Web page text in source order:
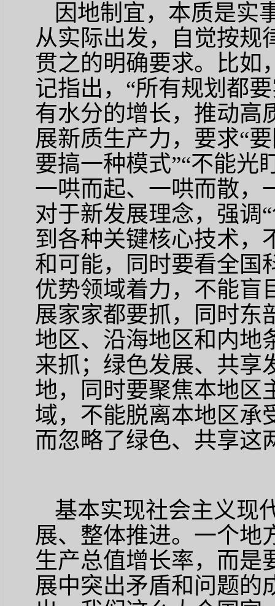
因地制宜，本质是实
从实际出发，自觉按规
贯之的明确要求。比如
记指出， “所有规划都
有水分的增长，推动高
展新质生产力，要求“
要搞一种模式”“不能光
一哄而起、一哄而散，
对于新发展理念，强调
到各种关键核心技术，
和可能，同时要看全国
优势领域着力，不能盲
展家家都要抓，同时东
地区、沿海地区和内地
来抓；绿色发展、共享
地，同时要聚焦本地区
域，不能脱离本地区承
而忽略了绿色、共享这
基本实现社会主义现
展、整体推进。一个地
生产总值增长率，而是
展中突出矛盾和问题的